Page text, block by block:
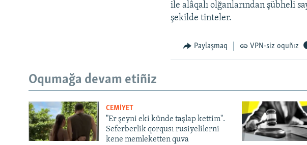
ile alâqalı olğanlarından şübheli
şekilde tinteler.
Paylaşmaq VPN-siz oquñız
Oqumağa devam etiñiz
CEMİYET
"Er şeyni eki künde taşlap kettim".
Seferberlik qorqusı rusiyelilerni
kene memleketten quva